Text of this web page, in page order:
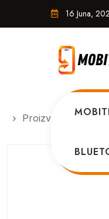
16 Juna,
Proizvodi